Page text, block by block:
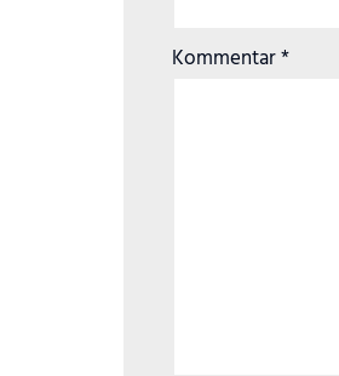
Kommentar*